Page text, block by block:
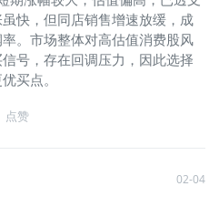
快，但同店销售增速放缓，成
。市场整体对高估值消费股风
号，存在回调压力，因此选择
买点。
点赞
02-04